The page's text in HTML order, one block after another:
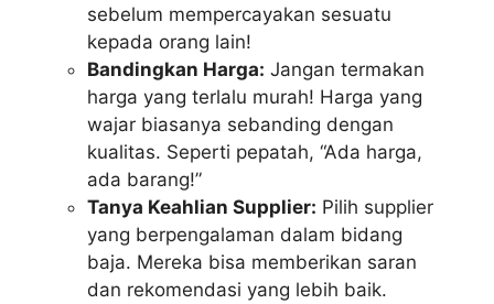
sebelum mempercayakan sesuatu
kepada orang lain!
Bandingkan Harga: Jangan termakan
harga yang terlalu murah! Harga yang
wajar biasanya sebanding dengan
kualitas. Seperti pepatah, “Ada harga,
ada barang!”
Tanya Keahlian Supplier: Pilih supplier
yang berpengalaman dalam bidang
baja. Mereka bisa memberikan saran
dan rekomendasi yang lebih baik.